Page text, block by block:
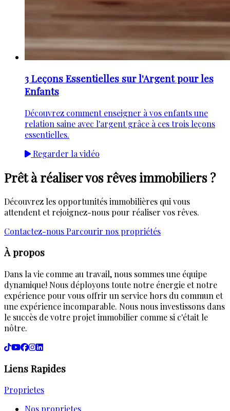
3 Leçons Essentielles sur l'Argent pour les
Enfants
Découvrez comment enseigner à vos enfants une
relation saine avec l'argent grâce à ces trois leçons
essentielles.
Regarder la vidéo
Prêt à réaliser vos rêves immobiliers ?
Découvrez les opportunités immobilières qui vous
attendent et rejoignez-nous pour réaliser vos rêves.
Contactez-nous Parcourir nos propriétés
À propos
Dans la vie comme au travail, nous sommes une équipe
dynamique! Nous déployons toute notre énergie et notre
expérience pour vous offrir un service hors du commun et
une expérience incomparable. Nous nous investissons dans
le succès de votre projet immobilier comme si c'était le
nôtre.
Liens Rapides
Proprietes